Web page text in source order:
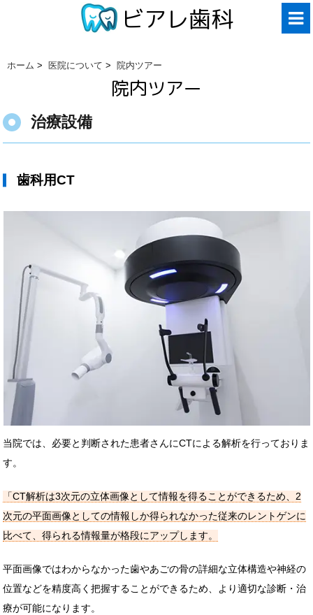
ビアレ歯科
ホーム > 医院について > 院内ツアー
院内ツアー
治療設備
歯科用CT
当院では、必要と判断された患者さんにCTによる解析を行っておりま
す。
「CT解析は3次元の立体画像として情報を得ることができるため、2
次元の平面画像としての情報しか得られなかった従来のレントゲンに
比べて、得られる情報量が格段にアップします。
平面画像ではわからなかった歯やあごの骨の詳細な立体構造や神経の
位置などを精度高く把握することができるため、より適切な診断・治
療が可能になります。